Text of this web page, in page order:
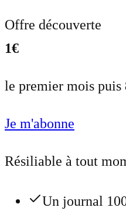
Offre découverte
1€
le premier mois puis
Je m'abonne
Résiliable à tout
Un journal